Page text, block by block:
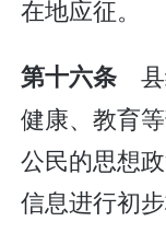
在地应征。
第十六条 县
健康、教育
公民的思想
信息进行初步